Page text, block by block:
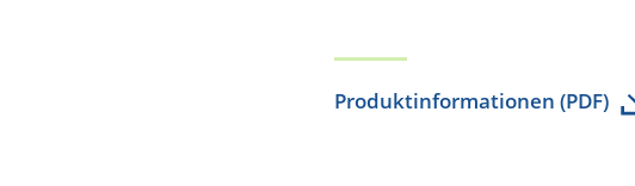
Produktinformationen (PDF)